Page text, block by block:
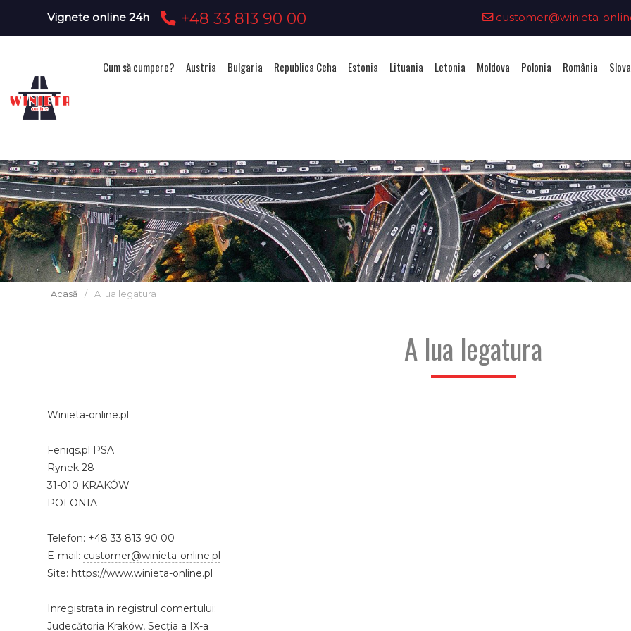
Vignete online 24h +48 33 813 90 00 customer@winieta-
Cum să cumpere? Austria Bulgaria Republica Ceha Estonia Lituania Letonia Moldova Polonia România
Acasă / A lua legatura
A lua legatura
Winieta-online.pl
Feniqs.pl PSA
Rynek 28
31-010 KRAKÓW
POLONIA
Telefon: +48 33 813 90 00
E-mail: customer@winieta-online.pl
Site: https://www.winieta-online.pl
Inregistrata in registrul comertului:
Judecătoria Kraków, Secția a IX-a